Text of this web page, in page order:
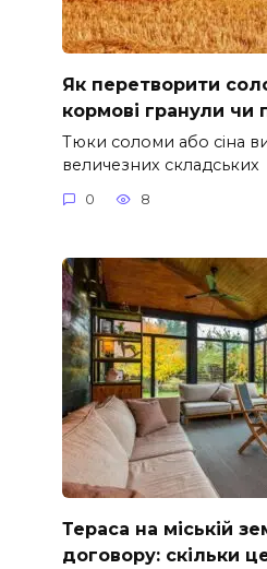
Як перетворити
кормові гранули чи
Тюки соломи або сіна
величезних складських
0 8
Тераса на міській
договору: скільки